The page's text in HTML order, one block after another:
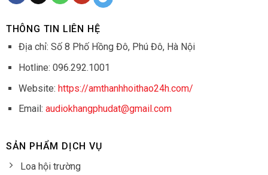
THÔNG TIN LIÊN HỆ
Địa chỉ: Số 8 Phố Hồng Đô, Phú Đô, Hà Nội
Hotline: 096.292.1001
Website: https://amthanhhoithao24h.com/
Email: audiokhangphudat@gmail.com
SẢN PHẨM DỊCH VỤ
Loa hội trường